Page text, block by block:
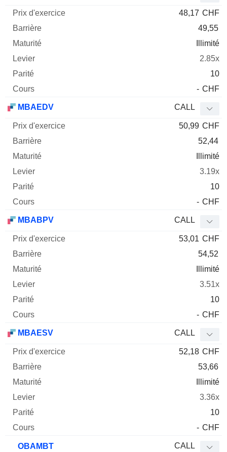
48,17 CHF
49,55
Illimité
2.85x
10
- CHF
MBAEDV CALL
50,99 CHF
52,44
Illimité
3.19x
10
- CHF
MBABPV CALL
53,01 CHF
54,52
Illimité
3.51x
10
- CHF
MBAESV CALL
52,18 CHF
53,66
Illimité
3.36x
10
- CHF
OBAMBT CALL